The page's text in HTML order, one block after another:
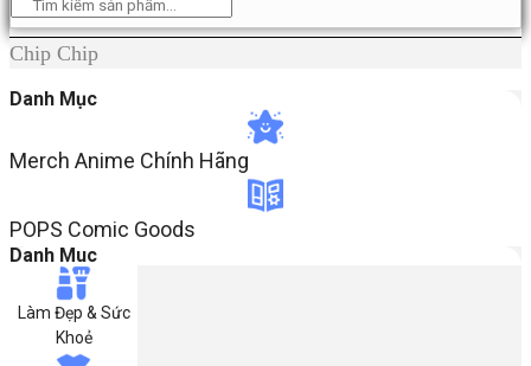
Chip Chip
Danh Mục
Merch Anime Chính Hãng​
POPS Comic Goods
Danh Muc
Làm Đẹp & Sức
Khoẻ